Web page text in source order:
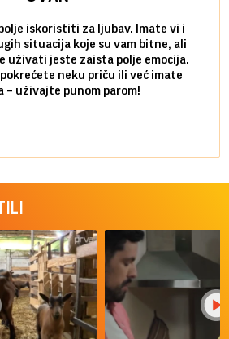
iskoristiti za ljubav. Imate vi i
situacija koje su vam bitne, ali
uživati jeste zaista polje emocija.
neku priču ili već imate
– uživajte punom parom!